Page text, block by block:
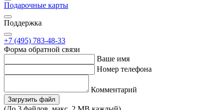
Подарочные карты
Поддержка
+7 (495) 783-48-33
Форма обратной связи
Ваше имя
Номер телефона
Комментарий
Загрузить файл